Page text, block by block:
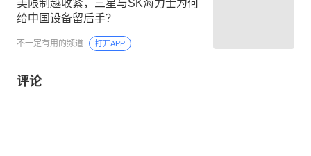
美限制越收紧，三星与SK海力士为何
给中国设备留后手？
不一定有用的频道 打开APP
评论